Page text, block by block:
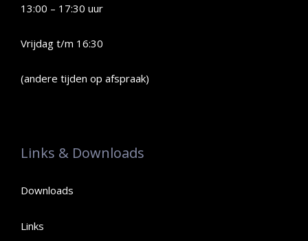
13:00 – 17:30 uur
Vrijdag t/m 16:30
(andere tijden op afspraak)
Links & Downloads
Downloads
Links